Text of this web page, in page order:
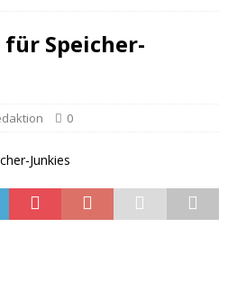
für Speicher-
0